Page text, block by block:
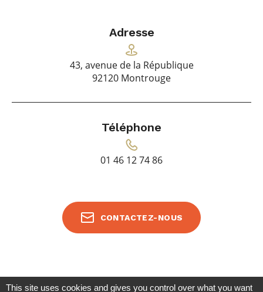
Adresse
43, avenue de la République
92120 Montrouge
Téléphone
01 46 12 74 86
CONTACTEZ-NOUS
This site uses cookies and gives you control over what you want